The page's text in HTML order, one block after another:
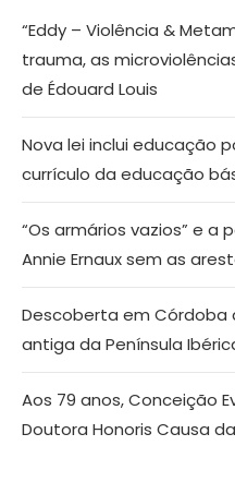
“Eddy – Violência &
trauma, as
de Édouard Louis
Nova lei inclui educação
currículo da educação
“Os armários vazios” e a
Annie Ernaux sem as
Descoberta em Córdoba
antiga da Península
Aos 79 anos, Conceição
Doutora Honoris Causa da